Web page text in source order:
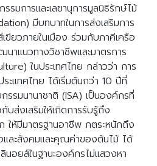
รมการและเลขานุการมูลนิธิรักษ์ไม้
มีบทบาทในการส่งเสริมการ
ยวภายในเมือง ร่วมกับภาคีเครือ
าแนวทางวิชาชีพและมาตรการ
ในประเทศไทย กล่าวว่า การ
เเทศไทย ได้เริ่มต้นกว่า 10 ปีที่
รรมนานาชาติ (ISA) เป็นองค์กรที่
บส่งเสริมให้เกิดการรับรู้ถึง
ให้มีมาตรฐานอาชีพ กตระหนักถึง
และสังคมและคุณค่าของต้นไม้ ได้
นอยส์ในฐานะองค์กรไม่แสวงหา